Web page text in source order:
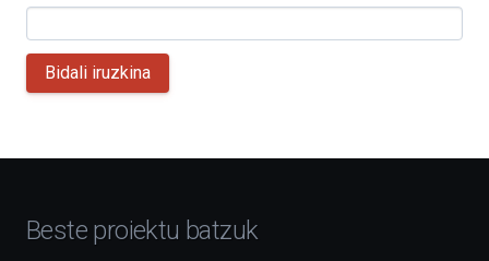
Bidali iruzkina
Beste proiektu batzuk